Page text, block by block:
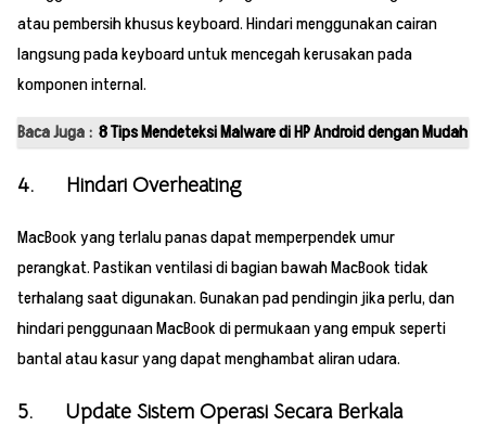
atau pembersih khusus keyboard. Hindari menggunakan cairan
langsung pada keyboard untuk mencegah kerusakan pada
komponen internal.
Baca Juga : 8 Tips Mendeteksi Malware di HP Android dengan Mudah
4. Hindari Overheating
MacBook yang terlalu panas dapat memperpendek umur
perangkat. Pastikan ventilasi di bagian bawah MacBook tidak
terhalang saat digunakan. Gunakan pad pendingin jika perlu, dan
hindari penggunaan MacBook di permukaan yang empuk seperti
bantal atau kasur yang dapat menghambat aliran udara.
5. Update Sistem Operasi Secara Berkala